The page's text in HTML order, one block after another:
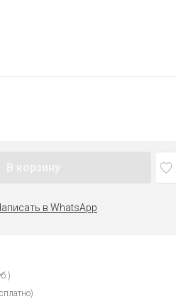
в WhatsApp